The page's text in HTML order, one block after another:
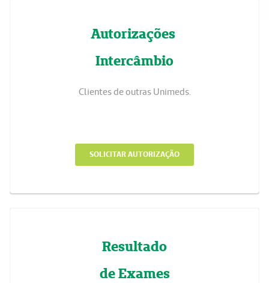
Autorizações
Intercâmbio
Clientes de outras Unimeds.
SOLICITAR AUTORIZAÇÃO
Resultado
de Exames